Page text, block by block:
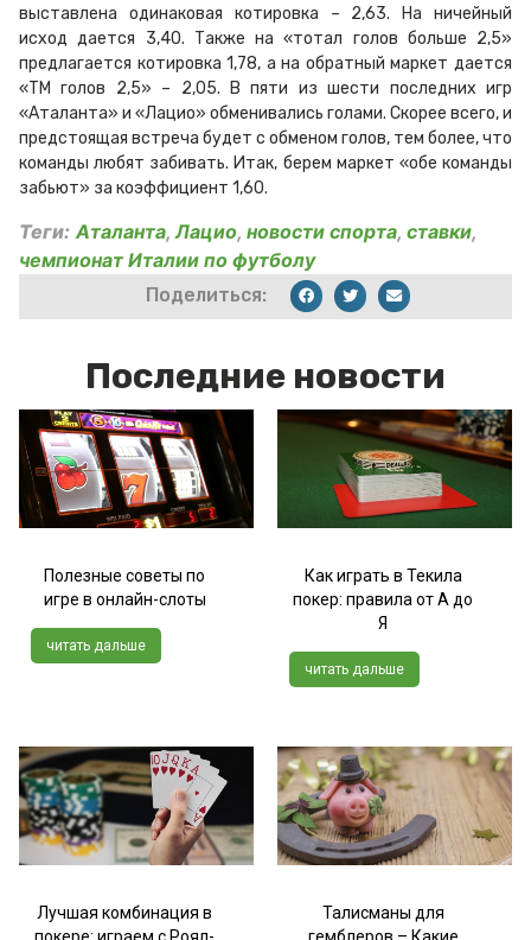
выставлена одинаковая котировка – 2,63. На ничейный
исход дается 3,40. Также на «тотал голов больше 2,5»
предлагается котировка 1,78, а на обратный маркет дается
«ТМ голов 2,5» – 2,05. В пяти из шести последних игр
«Аталанта» и «Лацио» обменивались голами. Скорее всего, и
предстоящая встреча будет с обменом голов, тем более, что
команды любят забивать. Итак, берем маркет «обе команды
забьют» за коэффициент 1,60.
Теги: Аталанта, Лацио, новости спорта, ставки,
чемпионат Италии по футболу
Поделиться:
Последние новости
Полезные советы по
игре в онлайн-слоты
читать дальше
Как играть в Текила
покер: правила от А до
Я
читать дальше
Лучшая комбинация в
Талисманы для